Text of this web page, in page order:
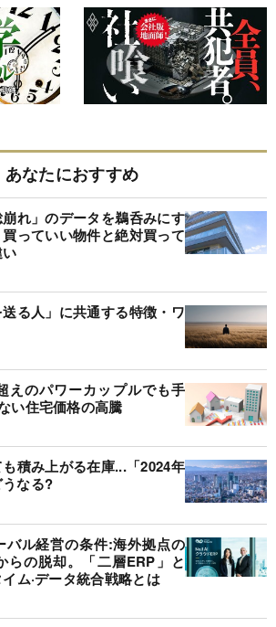
あなたにおすすめ
崩れ」のデータを鵜呑みにす
っていい物件と絶対買って
送る人」に共通する特徴・ワ
えのパワーカップルでも手
い住宅価格の高騰
積み上がる在庫...「2024年
なる?
バル経営の条件:海外拠点の
らの脱却。「二層ERP」と
ム·データ統合戦略とは